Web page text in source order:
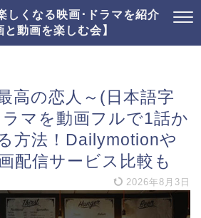
しくなる映画･ドラマを紹介
と動画を楽しむ会】
高の恋人～(日本語字
マを動画フルで1話か
方法！Dailymotionや
配信サービス比較も
2026年8月3日